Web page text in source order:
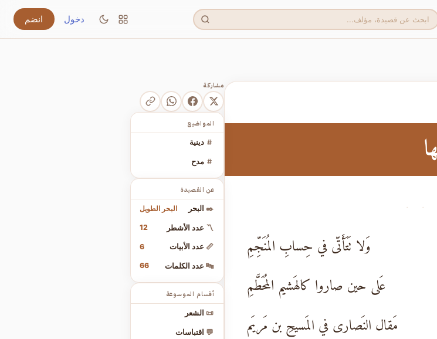
دخول انضم
· ·
وَلا تَتَأَتّى في حِسابِ المُنَجِّمِ
عَلى حين صاروا كالهَشيم المُحَطَّمِ
مَقال النَصارى في المَسيحِ بن مَريَم
مشاركة
المواضيع
# دينية
# مدح
عن القصيدة
✒️ البحر البحر الطويل
〽️ عدد الأشطر 12
📏 عدد الأبيات 6
🔤 عدد الكلمات 66
أقسام الموسوعة
📜 الشعر
💬 اقتباسات